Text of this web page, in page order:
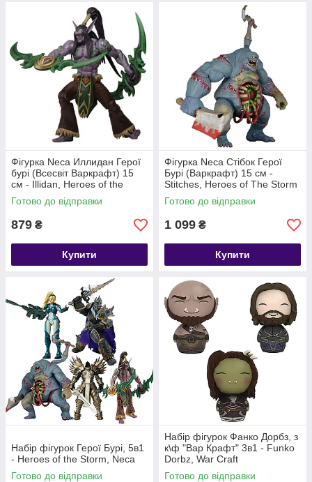
Фігурка Neca Иллидан Герої
бурі (Всесвіт Варкрафт) 15
см - Illidan, Heroes of the
Storm (World Of Warcraft)
Готово до відправки
879 ₴
Купити
Фігурка Neca Стібок Герої
Бурі (Варкрафт) 15 см -
Stitches, Heroes of The Storm
(Warcraft)
Готово до відправки
1 099 ₴
Купити
Набір фігурок Герої Бурі, 5в1
- Heroes of the Storm, Neca
Готово до відправки
Набір фігурок Фанко Дорбз, з
к\ф "Вар Крафт" 3в1 - Funko
Dorbz, War Craft
Готово до відправки